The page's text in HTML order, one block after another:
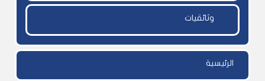
وثائقيات
الرئيسية